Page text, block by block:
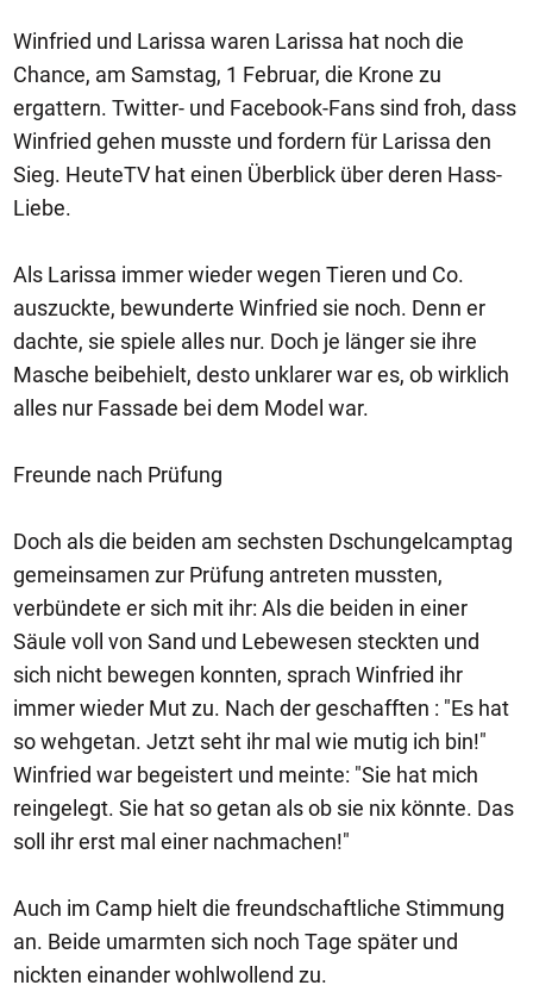
Winfried und Larissa waren Larissa hat noch die
Chance, am Samstag, 1 Februar, die Krone zu
ergattern. Twitter- und Facebook-Fans sind froh, dass
Winfried gehen musste und fordern für Larissa den
Sieg. HeuteTV hat einen Überblick über deren Hass-
Liebe.
Als Larissa immer wieder wegen Tieren und Co.
auszuckte, bewunderte Winfried sie noch. Denn er
dachte, sie spiele alles nur. Doch je länger sie ihre
Masche beibehielt, desto unklarer war es, ob wirklich
alles nur Fassade bei dem Model war.
Freunde nach Prüfung
Doch als die beiden am sechsten Dschungelcamptag
gemeinsamen zur Prüfung antreten mussten,
verbündete er sich mit ihr: Als die beiden in einer
Säule voll von Sand und Lebewesen steckten und
sich nicht bewegen konnten, sprach Winfried ihr
immer wieder Mut zu. Nach der geschafften : "Es hat
so wehgetan. Jetzt seht ihr mal wie mutig ich bin!"
Winfried war begeistert und meinte: "Sie hat mich
reingelegt. Sie hat so getan als ob sie nix könnte. Das
soll ihr erst mal einer nachmachen!"
Auch im Camp hielt die freundschaftliche Stimmung
an. Beide umarmten sich noch Tage später und
nickten einander wohlwollend zu.